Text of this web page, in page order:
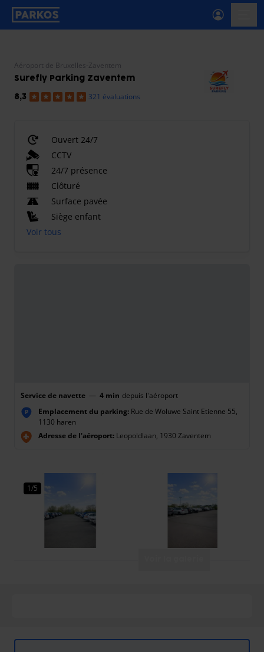
étiquette-de-navigation-principale
Aéroport de Bruxelles-Zaventem
Surefly Parking Zaventem
8,3 321 évaluations
Ouvert 24/7
CCTV
24/7 présence
Clôturé
Surface pavée
Siège enfant
Voir tous
Service de navette — 4 min depuis l'aéroport
P Emplacement du parking: Rue de Woluwe Saint Etienne 55,
1130 haren
Adresse de l'aéroport: Leopoldlaan, 1930 Zaventem
1/5